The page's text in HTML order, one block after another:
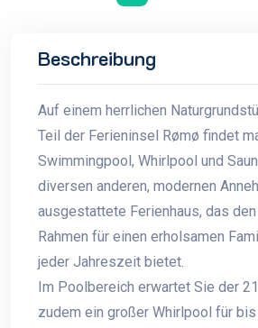
Beschreibung
Auf einem herrlichen
Teil der Ferieninsel Rømø findet
Swimmingpool, Whirlpool und
diversen anderen, modernen
ausgestattete Ferienhaus, das
Rahmen für einen erholsamen
jeder Jahreszeit bietet.
Im Poolbereich erwartet Sie der
zudem ein großer Whirlpool für